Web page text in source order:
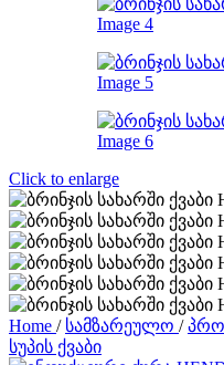
Click to enlarge
Home / სამზარეულო /
სუპის ქვაბი